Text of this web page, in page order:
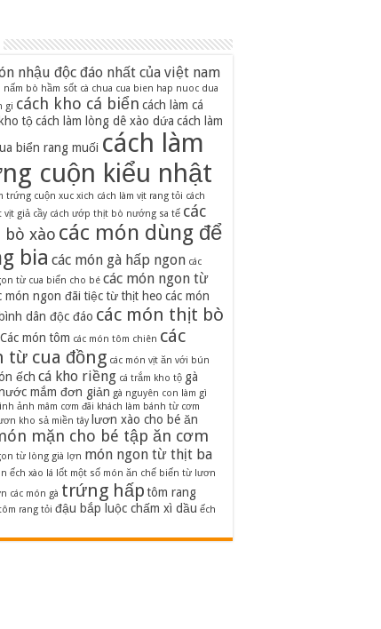
nhậu độc đáo nhất của việt nam
nấm bò hầm sốt cà chua cua bien hap nuoc dua
gi cách kho cá biển cách làm cá
tộcách làm lòng dê xào dứa cách làm
biển rang muối cách làm
cuộn kiểu nhật
trứng cuộn xuc xich cách làm vịt rang tỏi cách
vịt giả cầy cách ướp thịt bò nướng sa tế các
bò xào các món dùng để
bia các món gà hấp ngon các
từ cua biển cho bé các món ngon từ
món ngon đãi tiệc từ thịt heo các món
dân độc đáo các món thịt bò
Các món tôm các món tôm chiên các
từ cua đồng các món vịt ăn với bún
ếch cá kho riềng cá trắm kho tộ gà
mắm đơn giản gà nguyên con làm gì
ảnh mâm cơm đãi khách làm bánh từ cơm
kho sả miền tây lươn xào cho bé ăn
mặn cho bé tập ăn cơm
từ lòng già lợn món ngon từ thịt ba
ếch xào lá lốt một số món ăn chế biến từ lươn
các món gà trứng hấp tôm rang
rang tỏi đậu bắp luộc chấm xì dầu ếch